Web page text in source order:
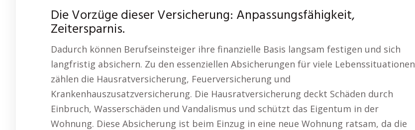
Die Vorzüge dieser Versicherung: Anpassungsfähigkeit,
Zeitersparnis.
Dadurch können Berufseinsteiger ihre finanzielle Basis langsam festigen und sich
langfristig absichern. Zu den essenziellen Absicherungen für viele Lebenssituationen
zählen die Hausratversicherung, Feuerversicherung und
Krankenhauszusatzversicherung. Die Hausratversicherung deckt Schäden durch
Einbruch, Wasserschäden und Vandalismus und schützt das Eigentum in der
Wohnung. Diese Absicherung ist beim Einzug in eine neue Wohnung ratsam, da die